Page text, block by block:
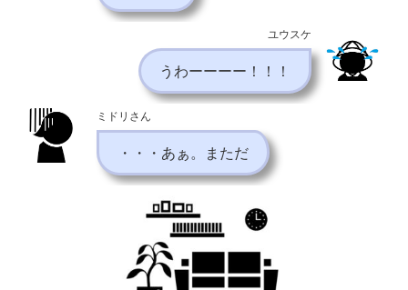
ユウスケ
うわーーーー！！！
ミドリさん
・・・あぁ。まただ